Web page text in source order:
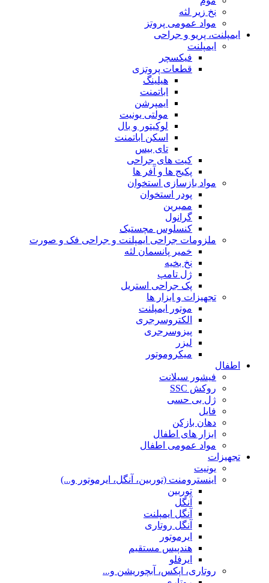
نخ زیر لثه
مواد عمومی پروتز
ایمپلنت، پریو و جراحی
ایمپلنت
فیکسچر
قطعات پروتزی
هیلینگ
اباتمنت
ایمپرشن
مولتی یونیت
لوکیتور و بال
اسکن اباتمنت
تای بیس
کیت های جراحی
پکیج ها و آفر ها
مواد بازسازی استخوان
پودر استخوان
ممبرین
گرانول
کنسلوس مچستیک
ملزومات جراحی ایمپلنت و جراحی فک و صورت
خمیر پانسمان لثه
نخ بخیه
ژل تامپ
پک جراحی استریل
تجهیزات و ابزار ها
موتور ایمپلنت
الکتروسرجری
پیزوسرجری
لیزر
میکروموتور
اطفال
فیشور سیلانت
روکش SSC
ژل بی حسی
فایل
دهان بازکن
ابزار های اطفال
مواد عمومی اطفال
تجهیزات
یونیت
اینسترومنت (توربین، آنگل، ایرموتور و...)
توربین
آنگل
آنگل ایمپلنت
آنگل روتاری
ایرموتور
هندپیس مستقیم
ایرفلو
روتاری، اپکس، آبچوریشن و...